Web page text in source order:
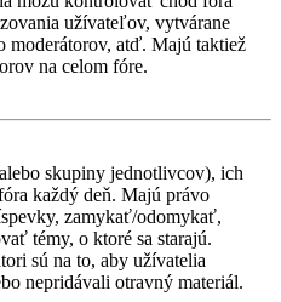
užívateľov, vytvárane
moderátorov, atď. Majú taktiež
na celom fóre.
skupiny jednotlivcov), ich
každý deň. Majú právo
zamykať/odomykať,
témy, o ktoré sa starajú.
sú na to, aby užívatelia
nepridávali otravný materiál.